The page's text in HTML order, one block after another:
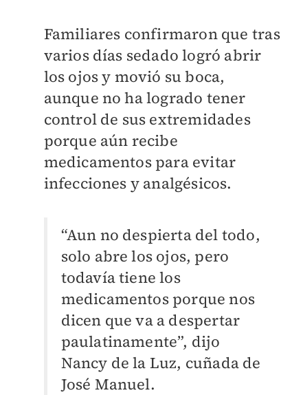
Familiares confirmaron que tras
varios días sedado logró abrir
los ojos y movió su boca,
aunque no ha logrado tener
control de sus extremidades
porque aún recibe
medicamentos para evitar
infecciones y analgésicos.
“Aun no despierta del todo,
solo abre los ojos, pero
todavía tiene los
medicamentos porque nos
dicen que va a despertar
paulatinamente”, dijo
Nancy de la Luz, cuñada de
José Manuel.